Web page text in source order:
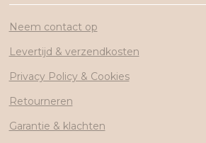
Neem contact op
Levertijd & verzendkosten
Privacy Policy & Cookies
Retourneren
Garantie & klachten